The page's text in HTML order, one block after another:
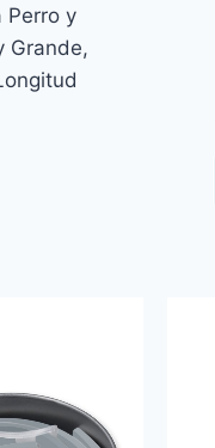
Perro y
Grande,